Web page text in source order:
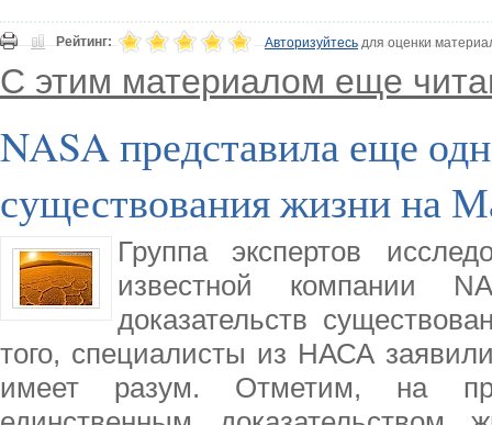
Рейтинг: Авторизуйтесьдля оценки
С этим материалом еще
NASA представила еще
существования жизни на
Группа экспертов
известной компании
доказательств
того, специалисты из НАСА
имеет разум. Отметим, на